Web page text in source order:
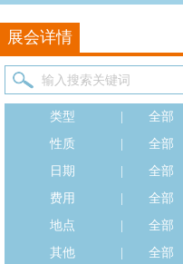
展会详情
类型
全部
性质
全部
日期
全部
费用
全部
地点
全部
其他
全部